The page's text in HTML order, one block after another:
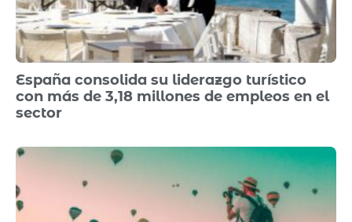
España consolida su liderazgo turístico
con más de 3,18 millones de empleos en el
sector